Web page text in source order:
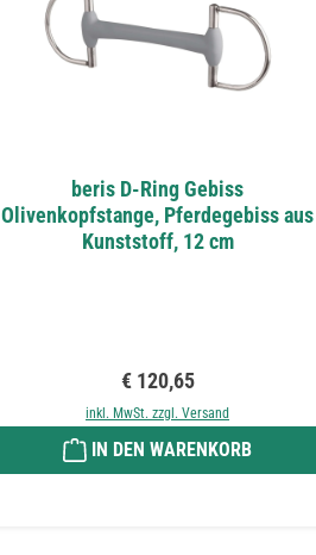
beris D-Ring Gebiss
Olivenkopfstange, Pferdegebiss aus
Kunststoff, 12 cm
Regulärer Preis:
€ 120,65
inkl. MwSt. zzgl. Versand
IN DEN WARENKORB